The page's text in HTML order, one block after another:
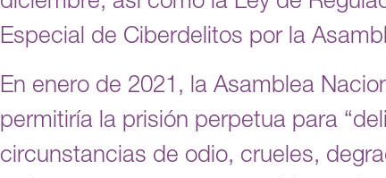
Especial de Ciberdelitos por la
En enero de 2021, la Asamblea
permitiría la prisión perpetua para
circunstancias de odio, crueles,